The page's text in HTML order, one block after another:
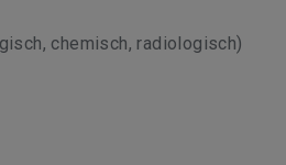
chemisch, radiologisch)